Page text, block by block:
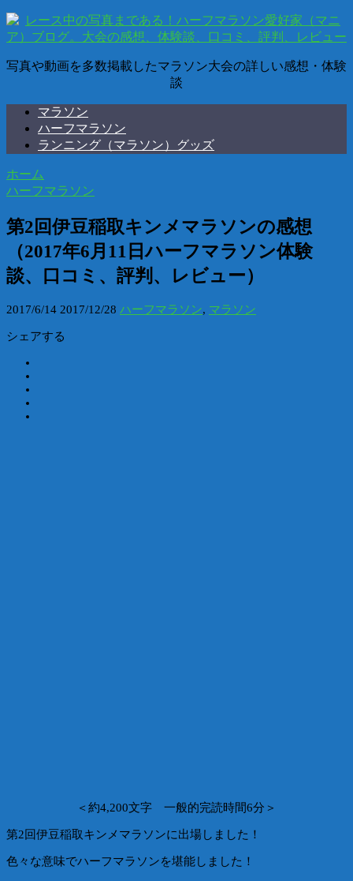
写真や動画を多数掲載したマラソン大会の詳しい感想・体験
談
マラソン
ハーフマラソン
ランニング（マラソン）グッズ
ホーム
ハーフマラソン
第2回伊豆稲取キンメマラソンの感想
（2017年6月11日ハーフマラソン体験
談、口コミ、評判、レビュー）
2017/6/14 2017/12/28 ハーフマラソン, マラソン
シェアする
＜約4,200文字 一般的完読時間6分＞
第2回伊豆稲取キンメマラソンに出場しました！
色々な意味でハーフマラソンを堪能しました！